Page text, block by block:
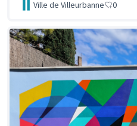
Ville de Villeurbanne 0